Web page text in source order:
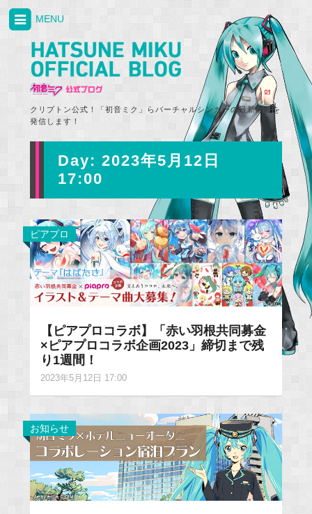
クリプトン公式！「初音ミク」らバーチャルシンガーの最新情報を
発信します！
MENU
Day: 2023年5月12日
17:00
ピアプロ
【ピアプロコラボ】「赤い羽根共同募金
×ピアプロコラボ企画2023」締切まで残
り1週間！
2023年5月12日 17:00
お知らせ